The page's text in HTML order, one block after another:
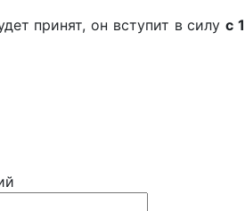
принят, он вступит в силус 1